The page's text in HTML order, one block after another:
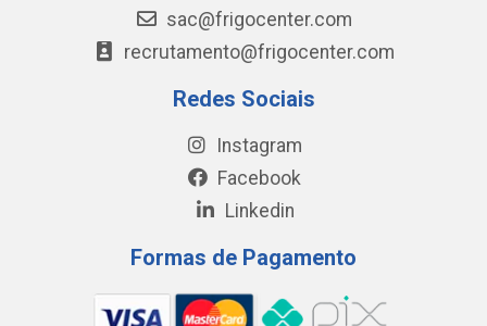
sac@frigocenter.com
recrutamento@frigocenter.com
Redes Sociais
Instagram
Facebook
Linkedin
Formas de Pagamento